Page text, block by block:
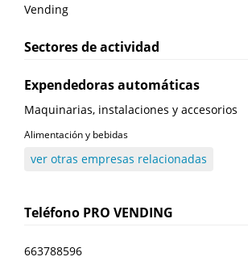
Vending
Sectores de actividad
Expendedoras automáticas
Maquinarias, instalaciones y accesorios
Alimentación y bebidas
ver otras empresas relacionadas
Teléfono PRO VENDING
663788596